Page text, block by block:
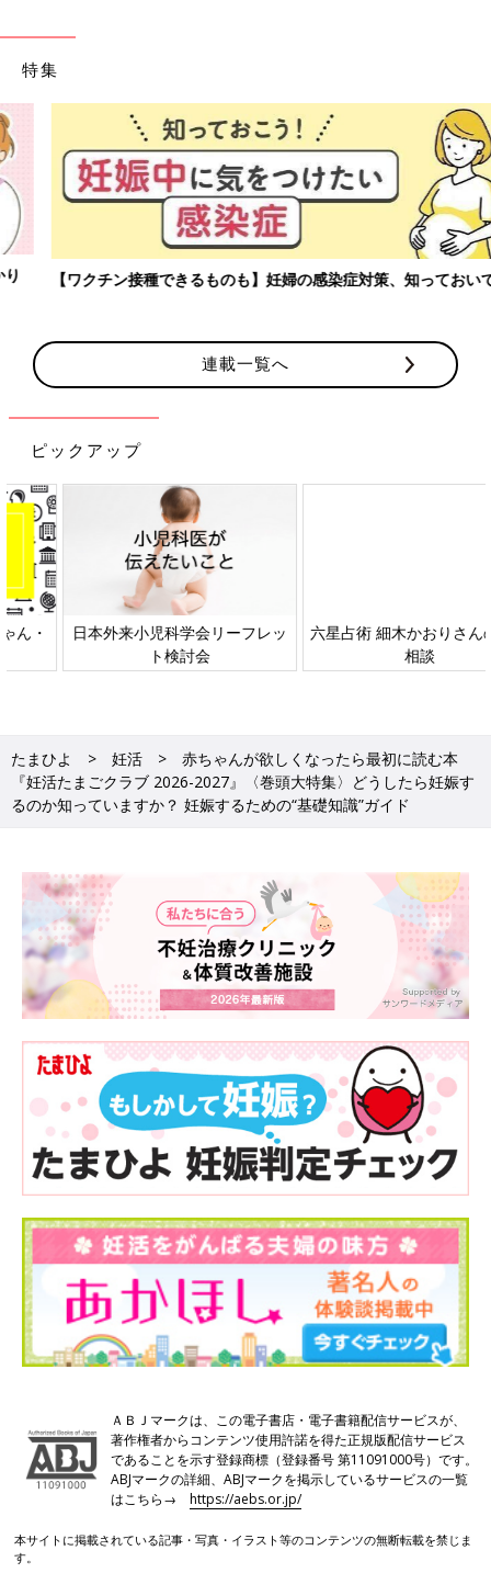
特集
【ワクチン接種できるものも】妊婦の感染症対策、知っておいて！
連載一覧へ
ピックアップ
日本外来小児科学会リーフレッ
ト検討会
六星占術 細木かおりさんの人生
たまひよ 妊活
赤ちゃんが欲しくなったら最初に読む本
『妊活たまごクラブ 2026-2027』〈巻頭大特集〉どうしたら妊娠す
るのか知っていますか？ 妊娠するための“基礎知識”ガイド
ＡＢＪマークは、この電子書店・電子書籍配信サービスが、
著作権者からコンテンツ使用許諾を得た正規版配信サービス
であることを示す登録商標（登録番号 第11091000号）です。
ABJマークの詳細、ABJマークを掲示しているサービスの一覧
はこちら→https://aebs.or.jp/
本サイトに掲載されている記事・写真・イラスト等のコンテンツの無断転載を禁じま
す。